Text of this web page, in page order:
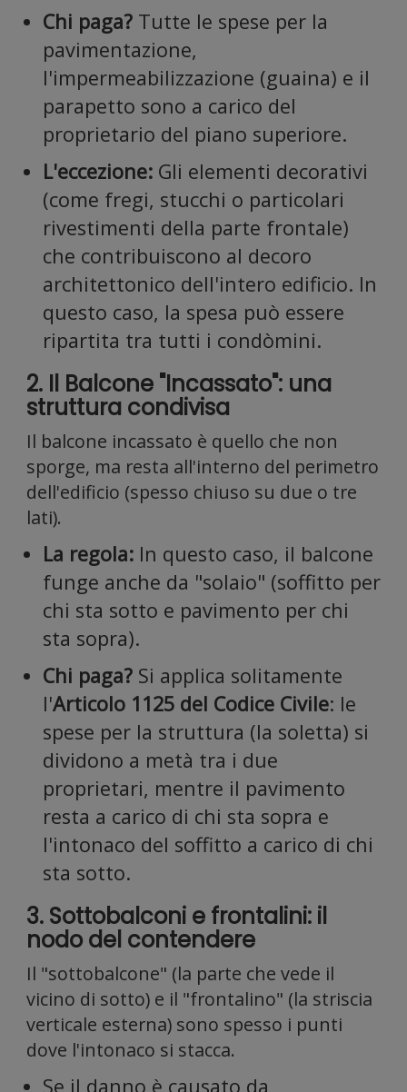
Chi paga?Tutte le spese per la
pavimentazione,
l'impermeabilizzazione (guaina) e il
parapetto sono a carico del
proprietario del piano superiore.
L'eccezione:Gli elementi decorativi
(come fregi, stucchi o particolari
rivestimenti della parte frontale)
che contribuiscono al decoro
architettonico dell'intero edificio. In
questo caso, la spesa può essere
ripartita tra tutti i condòmini.
2. Il Balcone "Incassato": una
struttura condivisa
Il balcone incassato è quello che non
sporge, ma resta all'interno del perimetro
dell'edificio (spesso chiuso su due o tre
lati).
La regola:In questo caso, il balcone
funge anche da "solaio" (soffitto per
chi sta sotto e pavimento per chi
sta sopra).
Chi paga?Si applica solitamente
l'Articolo 1125 del Codice Civile: le
spese per la struttura (la soletta) si
dividono a metà tra i due
proprietari, mentre il pavimento
resta a carico di chi sta sopra e
l'intonaco del soffitto a carico di chi
sta sotto.
3. Sottobalconi e frontalini: il
nodo del contendere
Il "sottobalcone" (la parte che vede il
vicino di sotto) e il "frontalino" (la striscia
verticale esterna) sono spesso i punti
dove l'intonaco si stacca.
Se il danno è causato da
media
e
il
nostro
traffico.